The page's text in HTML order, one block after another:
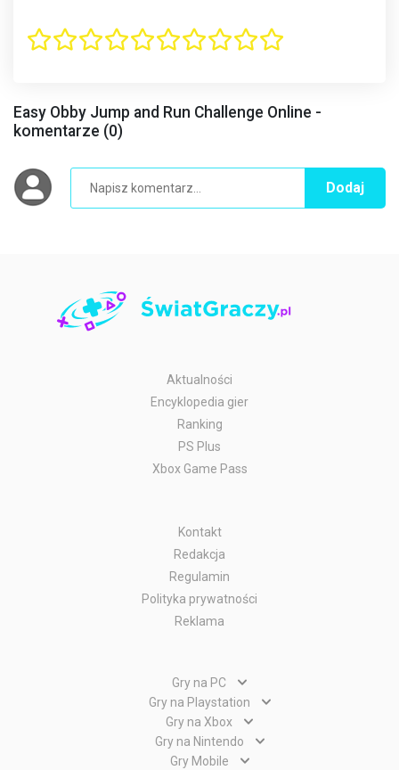
Easy Obby Jump and Run Challenge Online -
komentarze (0)
Dodaj
Aktualności
Encyklopedia gier
Ranking
PS Plus
Xbox Game Pass
Kontakt
Redakcja
Regulamin
Polityka prywatności
Reklama
Gry na PC
Gry PC
Gry WWW
Gry na Playstation
Gry PlayStation 5
Gry PlayStation 4
Gry PlayStation 3
Gry na Xbox
Gry Xbox Series X
Gry Xbox One
Gry na Nintendo
Gry Nintendo Switch
Gry Mobile